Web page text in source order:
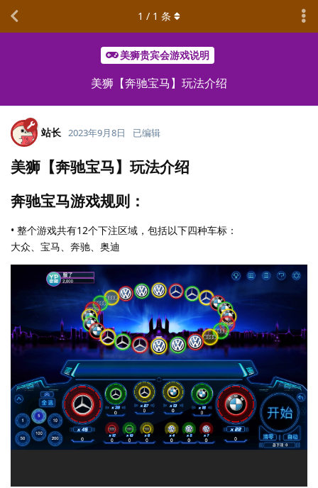
美狮贵宾会游戏说明
美狮【奔驰宝马】玩法介绍
1 / 1 条
站长 2023年9月8日 已编辑
美狮【奔驰宝马】玩法介绍
奔驰宝马游戏规则：
• 整个游戏共有12个下注区域，包括以下四种车标：
大众、宝马、奔驰、奥迪